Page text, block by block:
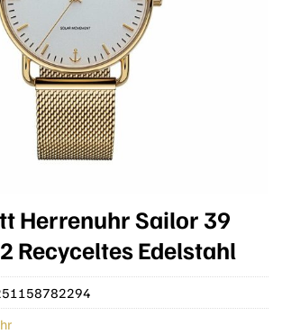
Herrenuhr Sailor 39
Recyceltes Edelstahl